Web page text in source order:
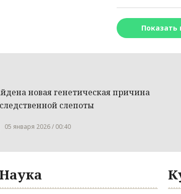
Показать
новая генетическая причина
слепоты
05 января 2026 / 00:40
Наука